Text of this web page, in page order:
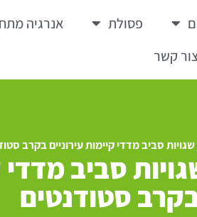
פסולת אנרגיה
קשר
סביב מדדי קיימות עירוניים בקרב
סביב מדדי
בקרב סטודנטים